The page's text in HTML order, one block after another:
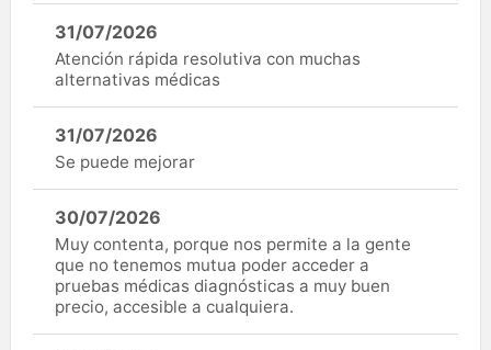
31/07/2026
Atención rápida resolutiva con muchas
alternativas médicas
31/07/2026
Se puede mejorar
30/07/2026
Muy contenta, porque nos permite a la gente
que no tenemos mutua poder acceder a
pruebas médicas diagnósticas a muy buen
precio, accesible a cualquiera.